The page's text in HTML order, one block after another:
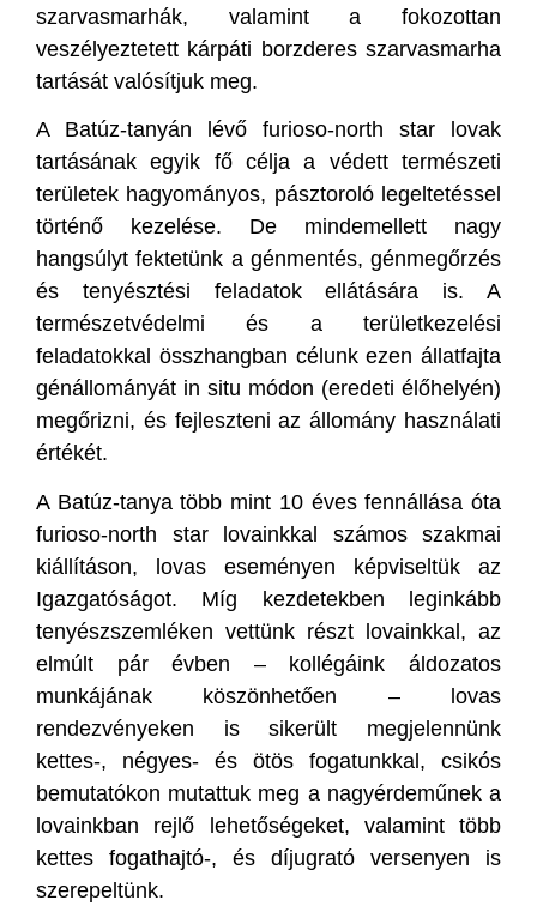
szarvasmarhák, valamint a fokozottan
veszélyeztetett kárpáti borzderes szarvasmarha
tartását valósítjuk meg.
A Batúz-tanyán lévő furioso-north star lovak
tartásának egyik fő célja a védett természeti
területek hagyományos, pásztoroló legeltetéssel
történő kezelése. De mindemellett nagy
hangsúlyt fektetünk a génmentés, génmegőrzés
és tenyésztési feladatok ellátására is. A
természetvédelmi és a területkezelési
feladatokkal összhangban célunk ezen állatfajta
génállományát in situ módon (eredeti élőhelyén)
megőrizni, és fejleszteni az állomány használati
értékét.
A Batúz-tanya több mint 10 éves fennállása óta
furioso-north star lovainkkal számos szakmai
kiállításon, lovas eseményen képviseltük az
Igazgatóságot. Míg kezdetekben leginkább
tenyészszemléken vettünk részt lovainkkal, az
elmúlt pár évben – kollégáink áldozatos
munkájának köszönhetően – lovas
rendezvényeken is sikerült megjelennünk
kettes-, négyes- és ötös fogatunkkal, csikós
bemutatókon mutattuk meg a nagyérdeműnek a
lovainkban rejlő lehetőségeket, valamint több
kettes fogathajtó-, és díjugrató versenyen is
szerepeltünk.